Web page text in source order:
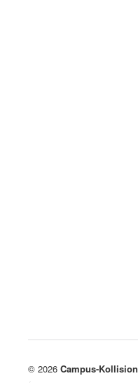
© 2026 Campus-Kollision